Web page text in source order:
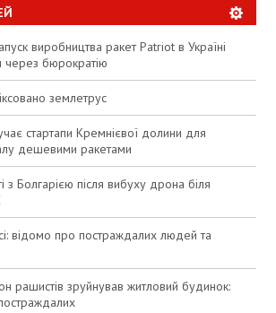
виробництва ракет Patriot в Україні
через бюрократію
землетрус
стартапи Кремнієвої долини для
дешевими ракетами
з Болгарією після вибуху дрона біля
відомо про постраждалих людей та
рашистів зруйнував житловий будинок: